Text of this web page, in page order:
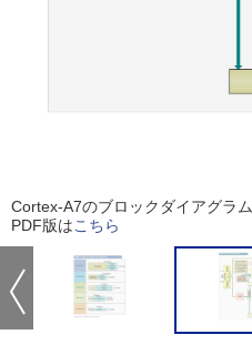
Cortex-A7のブロックダイアグラム
PDF版はこちら